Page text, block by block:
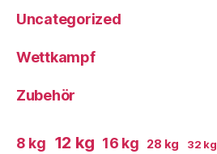
Uncategorized
Wettkampf
Zubehör
8 kg 12 kg 16 kg 28 kg 32 kg